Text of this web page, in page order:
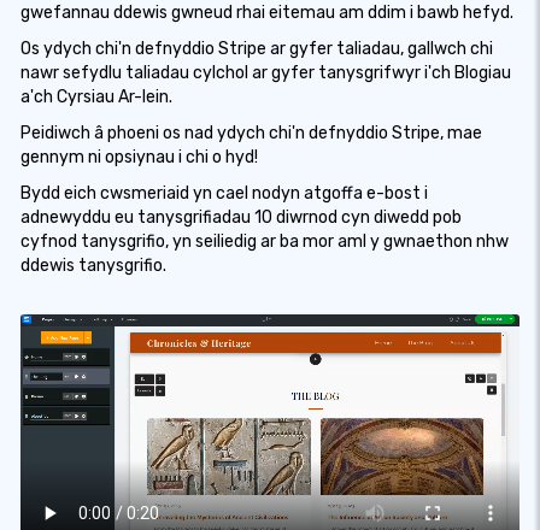
gwefannau ddewis gwneud rhai eitemau am ddim i bawb hefyd.
Os ydych chi'n defnyddio Stripe ar gyfer taliadau, gallwch chi
nawr sefydlu taliadau cylchol ar gyfer tanysgrifwyr i'ch Blogiau
a'ch Cyrsiau Ar-lein.
Peidiwch â phoeni os nad ydych chi'n defnyddio Stripe, mae
gennym ni opsiynau i chi o hyd!
Bydd eich cwsmeriaid yn cael nodyn atgoffa e-bost i
adnewyddu eu tanysgrifiadau 10 diwrnod cyn diwedd pob
cyfnod tanysgrifio, yn seiliedig ar ba mor aml y gwnaethon nhw
ddewis tanysgrifio.